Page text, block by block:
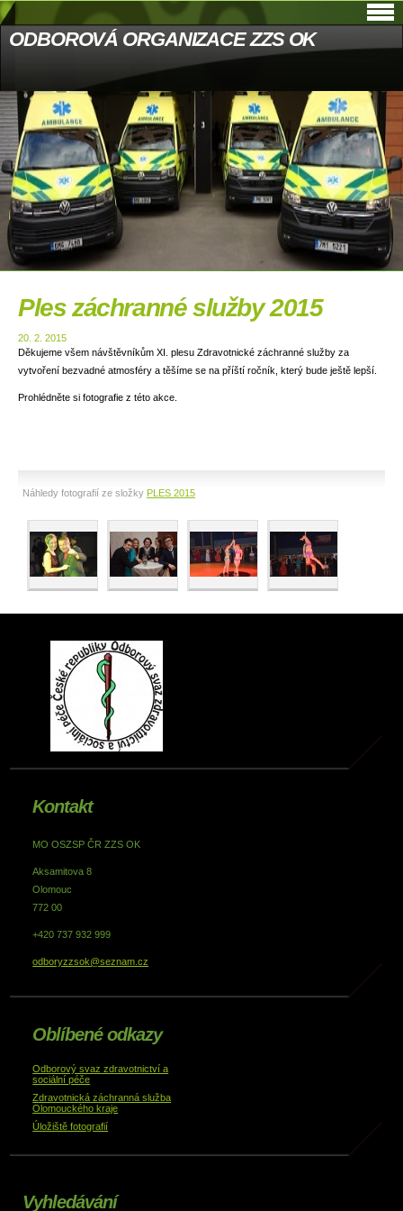
ODBOROVÁ ORGANIZACE ZZS OK
Ples záchranné služby 2015
20. 2. 2015
Děkujeme všem návštěvníkům XI. plesu Zdravotnické záchranné služby za
vytvoření bezvadné atmosféry a těšíme se na příští ročník, který bude ještě lepší.
Prohlédněte si fotografie z této akce.
Náhledy fotografií ze složky PLES 2015
Kontakt
MO OSZSP ČR ZZS OK
Aksamitova 8
Olomouc
772 00
+420 737 932 999
odboryzzsok@seznam.cz
Oblíbené odkazy
Odborový svaz zdravotnictví a
sociální péče
Zdravotnická záchranná služba
Olomouckého kraje
Úložiště fotografií
Vyhledávání